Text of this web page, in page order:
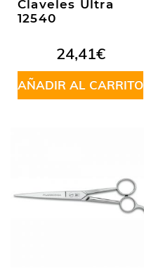
Claveles Ultra
12540
24,41€
AÑADIR AL CARRITO